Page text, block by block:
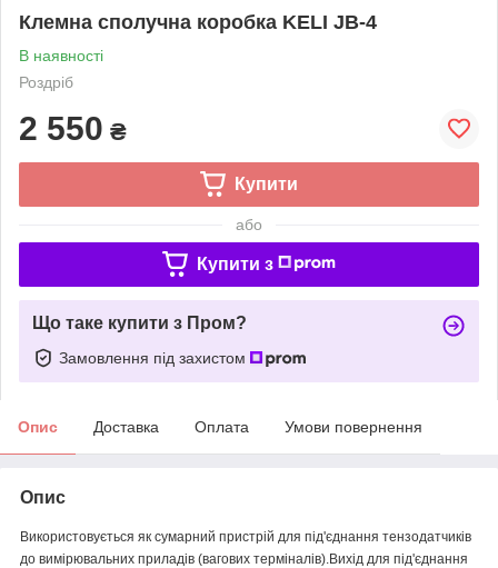
Клемна сполучна коробка KELI JB-4
В наявності
Роздріб
2 550 ₴
Купити
або
Купити з
Що таке купити з Пром?
Замовлення під захистом
Опис Доставка Оплата Умови повернення
Опис
Використовується як сумарний пристрій для під'єднання тензодатчиків
до вимірювальних приладів (вагових терміналів).Вихід для під'єднання